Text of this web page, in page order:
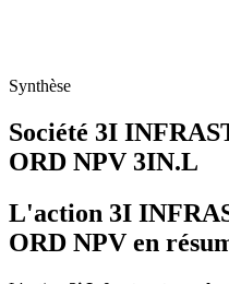
Synthèse
Société 3I
ORD NPV 3IN.L
L'action 3I
ORD NPV en